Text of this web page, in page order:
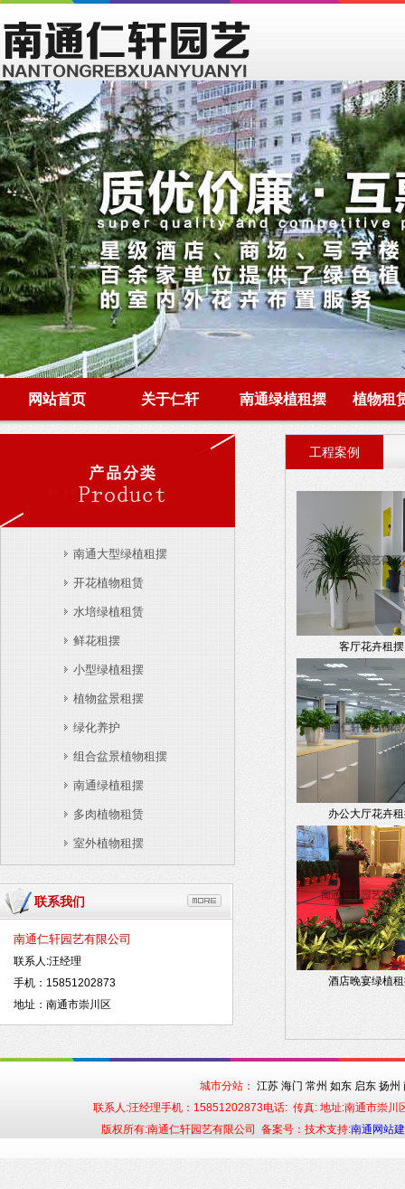
网站首页 关于仁轩 南通绿植租摆 植物租
南通大型绿植租摆
开花植物租赁
水培绿植租赁
鲜花租摆
小型绿植租摆
植物盆景租摆
绿化养护
组合盆景植物租摆
南通绿植租摆
多肉植物租赁
室外植物租摆
联系我们
南通仁轩园艺有限公司
联系人:汪经理
手机：15851202873
地址：南通市崇川区
工程案例
客厅花卉租摆
办公大厅花卉
酒店晚宴绿植
城市分站： 江苏 海门 常州 如东 启东 扬州
联系人:汪经理手机：15851202873电话: 传真: 地址:南通市崇川
版权所有:南通仁轩园艺有限公司 备案号：技术支持:南通网站